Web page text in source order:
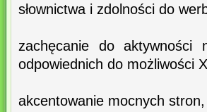
słownictwa i zdolności do
zachęcanie do aktywności
odpowiednich do możliwości
akcentowanie mocnych